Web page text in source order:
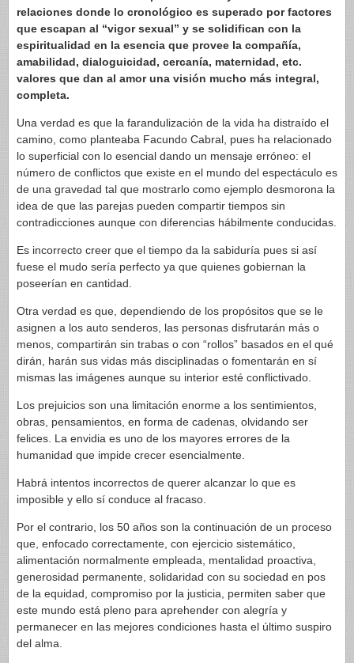
relaciones donde lo cronológico es superado por factores
que escapan al “vigor sexual” y se solidifican con la
espiritualidad en la esencia que provee la compañía,
amabilidad, dialoguicidad, cercanía, maternidad, etc.
valores que dan al amor una visión mucho más integral,
completa.
Una verdad es que la farandulización de la vida ha distraído el
camino, como planteaba Facundo Cabral, pues ha relacionado
lo superficial con lo esencial dando un mensaje erróneo: el
número de conflictos que existe en el mundo del espectáculo es
de una gravedad tal que mostrarlo como ejemplo desmorona la
idea de que las parejas pueden compartir tiempos sin
contradicciones aunque con diferencias hábilmente conducidas.
Es incorrecto creer que el tiempo da la sabiduría pues si así
fuese el mudo sería perfecto ya que quienes gobiernan la
poseerían en cantidad.
Otra verdad es que, dependiendo de los propósitos que se le
asignen a los auto senderos, las personas disfrutarán más o
menos, compartirán sin trabas o con “rollos” basados en el qué
dirán, harán sus vidas más disciplinadas o fomentarán en sí
mismas las imágenes aunque su interior esté conflictivado.
Los prejuicios son una limitación enorme a los sentimientos,
obras, pensamientos, en forma de cadenas, olvidando ser
felices. La envidia es uno de los mayores errores de la
humanidad que impide crecer esencialmente.
Habrá intentos incorrectos de querer alcanzar lo que es
imposible y ello sí conduce al fracaso.
Por el contrario, los 50 años son la continuación de un proceso
que, enfocado correctamente, con ejercicio sistemático,
alimentación normalmente empleada, mentalidad proactiva,
generosidad permanente, solidaridad con su sociedad en pos
de la equidad, compromiso por la justicia, permiten saber que
este mundo está pleno para aprehender con alegría y
permanecer en las mejores condiciones hasta el último suspiro
del alma.